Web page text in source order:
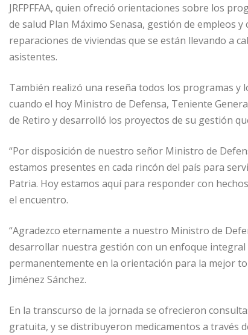
JRFPFFAA, quien ofreció orientaciones sobre los
de salud Plan Máximo Senasa, gestión de empleos
reparaciones de viviendas que se están llevando a
asistentes.
También realizó una reseña todos los programas y
cuando el hoy Ministro de Defensa, Teniente
de Retiro y desarrolló los proyectos de su gestión
“Por disposición de nuestro señor Ministro de
estamos presentes en cada rincón del país para
Patria. Hoy estamos aquí para responder con
el encuentro.
“Agradezco eternamente a nuestro Ministro de
desarrollar nuestra gestión con un enfoque
permanentemente en la orientación para la mejor
Jiménez Sánchez.
En la transcurso de la jornada se ofrecieron
gratuita, y se distribuyeron medicamentos a través